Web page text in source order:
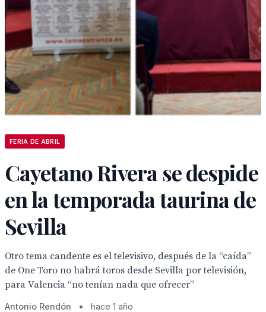
FERIA DE ABRIL
Cayetano Rivera se despide
en la temporada taurina de
Sevilla
Otro tema candente es el televisivo, después de la “caída”
de One Toro no habrá toros desde Sevilla por televisión,
para Valencia “no tenían nada que ofrecer”
Antonio Rendón • hace 1 año